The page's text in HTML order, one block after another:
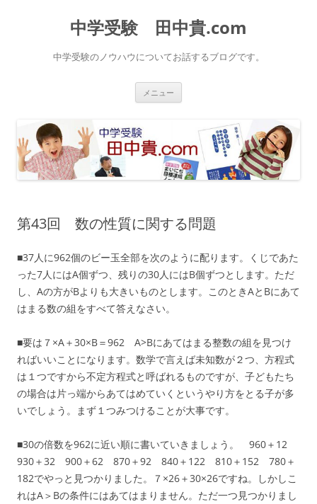
中学受験 田中貴.com
中学受験のノウハウについてお話するブログです。
メニュー
ス
キ
ッ
プ
第43回 数の性質に関する問題
■37人に962個のビー玉全部を次のように配ります。くじであた
った7人にはA個ずつ、残りの30人にはB個ずつとします。ただ
し、Aの方がBよりも大きいものとします。このときAとBにあて
はまる数の組をすべて答えなさい。
■要は７×A＋30×B＝962 A>Bにあてはまる整数の組を見つけ
ればいいことになります。数学で言えば未知数が２つ、方程式
は１つですから不定方程式と呼ばれるものですが、子どもたち
の場合は片っ端からあてはめていくというやり方をとる子が多
いでしょう。まず１つみつけることが大事です。
■30の倍数を962に近い順に書いていきましょう。 960＋12
930＋32 900＋62 870＋92 840＋122 810＋152 780＋
182でやっと見つかりました。７×26＋30×26ですね。しかしこ
れはA＞Bの条件にはあてはまりません。ただ一つ見つかりまし